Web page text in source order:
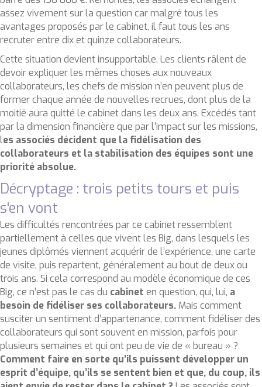
assez vivement sur la question car malgré tous les
avantages proposés par le cabinet, il faut tous les ans
recruter entre dix et quinze collaborateurs.
Cette situation devient insupportable. Les clients râlent de
devoir expliquer les mêmes choses aux nouveaux
collaborateurs, les chefs de mission n’en peuvent plus de
former chaque année de nouvelles recrues, dont plus de la
moitié aura quitté le cabinet dans les deux ans. Excédés tant
par la dimension financière que par l’impact sur les missions,
les associés décident que la fidélisation des
collaborateurs et la stabilisation des équipes sont une
priorité absolue.
Décryptage : trois petits tours et puis
s'en vont
Les difficultés rencontrées par ce cabinet ressemblent
partiellement à celles que vivent les Big, dans lesquels les
jeunes diplômés viennent acquérir de l’expérience, une carte
de visite, puis repartent, généralement au bout de deux ou
trois ans. Si cela correspond au modèle économique de ces
Big, ce n’est pas le cas du cabinet en question, qui, lui, a
besoin de fidéliser ses collaborateurs. Mais comment
susciter un sentiment d’appartenance, comment fidéliser des
collaborateurs qui sont souvent en mission, parfois pour
plusieurs semaines et qui ont peu de vie de « bureau » ?
Comment faire en sorte qu’ils puissent développer un
esprit d’équipe, qu’ils se sentent bien et que, du coup, ils